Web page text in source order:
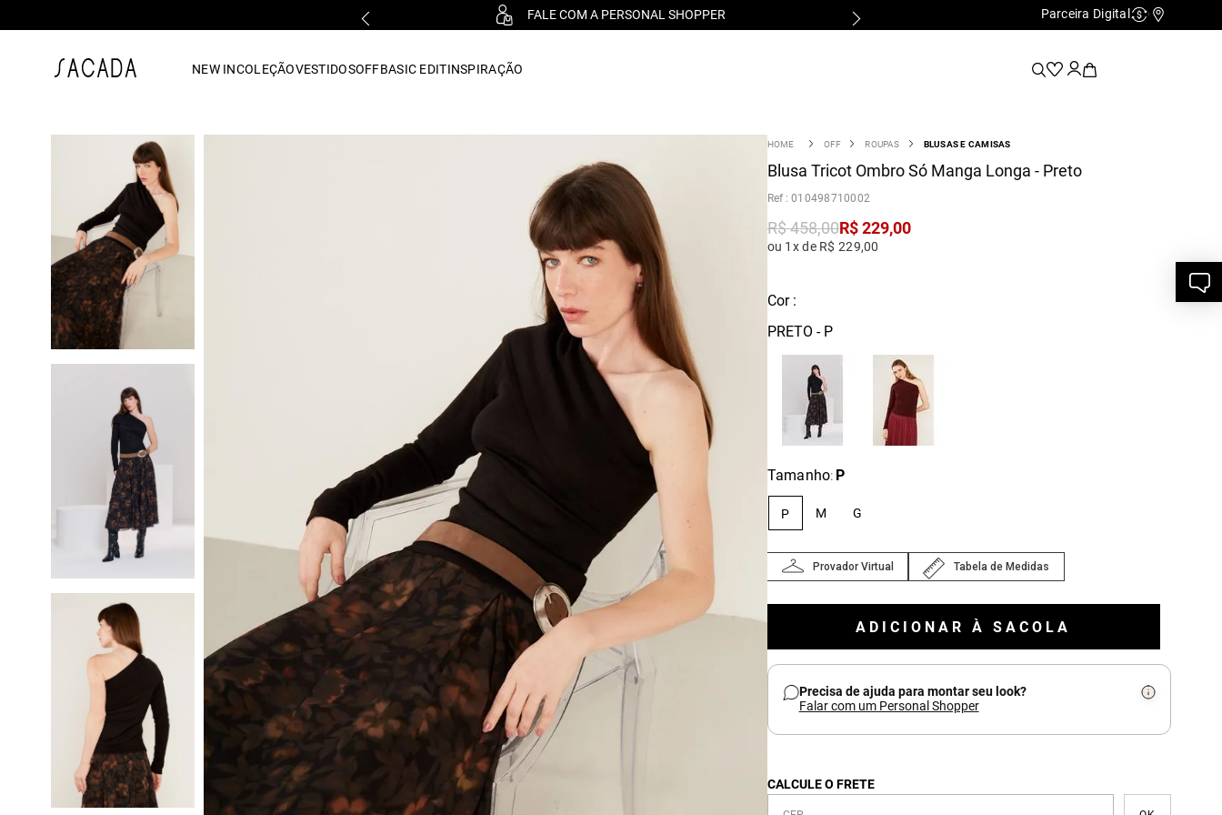
FALE COM A PERSONAL SHOPPER Parceira Digital Cashback
NEW INCOLEÇÃOVESTIDOSOFFBASIC EDITINSPIRAÇÃO
OFF ROUPAS BLUSAS E CAMISAS
Blusa Tricot Ombro Só Manga Longa - Preto
:010498710002
R$458,00R$ 229,00
ou 1x de R$ 229,00
Cor :
PRETO - P
Tamanho: P
P M G
Provador Virtual Tabela de Medidas
ADICIONAR À SACOLA
Precisa de ajuda para montar seu look?
Falar com um Personal Shopper
CALCULE O FRETE
vestido midi
vestido curto